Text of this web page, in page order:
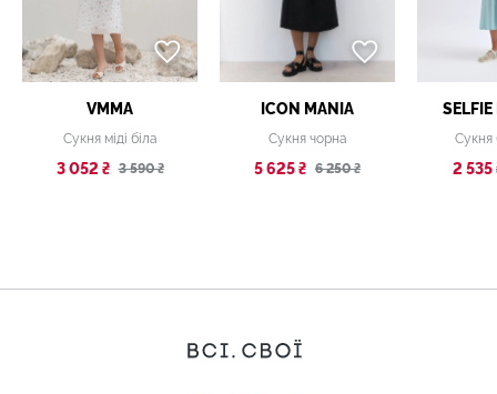
VMMA
Сукня міді біла
3 052 ₴ 3 590 ₴
ICON MANIA
Сукня чорна
5 625 ₴ 6 250 ₴
SELFIE
Сукня
2 535